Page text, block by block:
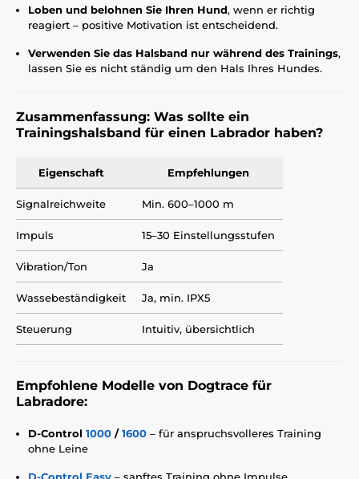
Loben und belohnen Sie Ihren Hund, wenn er richtig
reagiert – positive Motivation ist entscheidend.
Verwenden Sie das Halsband nur während des Trainings,
lassen Sie es nicht ständig um den Hals Ihres Hundes.
Zusammenfassung: Was sollte ein
Trainingshalsband für einen Labrador haben?
Eigenschaft Empfehlungen
Signalreichweite Min. 600–1000 m
Impuls 15–30 Einstellungsstufen
Vibration/Ton Ja
Wassebeständigkeit Ja, min. IPX5
Steuerung Intuitiv, übersichtlich
Empfohlene Modelle von Dogtrace für
Labradore:
D-Control 1000 /1600 – für anspruchsvolleres Training
ohne Leine